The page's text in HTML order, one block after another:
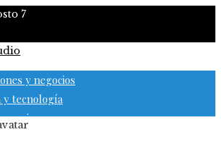
7
y negocios
y tecnología
y ocio